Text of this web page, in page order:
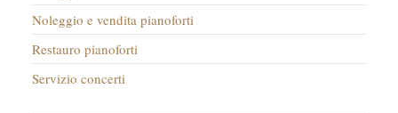
Noleggio e vendita pianoforti
Restauro pianoforti
Servizio concerti